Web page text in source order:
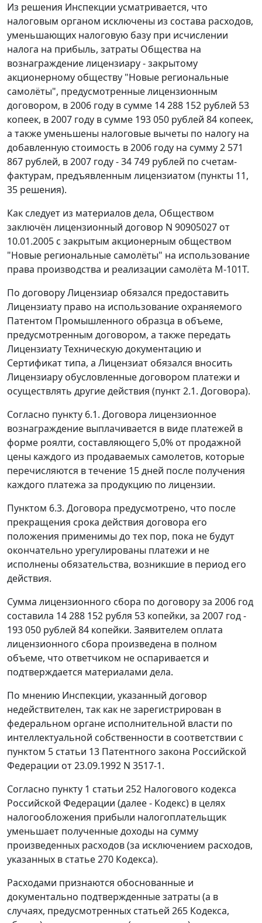
Из решения Инспекции усматривается, что
налоговым органом исключены из состава расходов,
уменьшающих налоговую базу при исчислении
налога на прибыль, затраты Общества на
вознаграждение лицензиару - закрытому
акционерному обществу "Новые региональные
самолёты", предусмотренные лицензионным
договором, в 2006 году в сумме 14 288 152 рублей 53
копеек, в 2007 году в сумме 193 050 рублей 84 копеек,
а также уменьшены налоговые вычеты по налогу на
добавленную стоимость в 2006 году на сумму 2 571
867 рублей, в 2007 году - 34 749 рублей по счетам-
фактурам, предъявленным лицензиатом (пункты 11,
35 решения).
Как следует из материалов дела, Обществом
заключён лицензионный договор N 90905027 от
10.01.2005 с закрытым акционерным обществом
"Новые региональные самолёты" на использование
права производства и реализации самолёта М-101Т.
По договору Лицензиар обязался предоставить
Лицензиату право на использование охраняемого
Патентом Промышленного образца в объеме,
предусмотренным договором, а также передать
Лицензиату Техническую документацию и
Сертификат типа, а Лицензиат обязался вносить
Лицензиару обусловленные договором платежи и
осуществлять другие действия (пункт 2.1. Договора).
Согласно пункту 6.1. Договора лицензионное
вознаграждение выплачивается в виде платежей в
форме роялти, составляющего 5,0% от продажной
цены каждого из продаваемых самолетов, которые
перечисляются в течение 15 дней после получения
каждого платежа за продукцию по лицензии.
Пунктом 6.3. Договора предусмотрено, что после
прекращения срока действия договора его
положения применимы до тех пор, пока не будут
окончательно урегулированы платежи и не
исполнены обязательства, возникшие в период его
действия.
Сумма лицензионного сбора по договору за 2006 год
составила 14 288 152 рубля 53 копейки, за 2007 год -
193 050 рублей 84 копейки. Заявителем оплата
лицензионного сбора произведена в полном
объеме, что ответчиком не оспаривается и
подтверждается материалами дела.
По мнению Инспекции, указанный договор
недействителен, так как не зарегистрирован в
федеральном органе исполнительной власти по
интеллектуальной собственности в соответствии с
пунктом 5 статьи 13 Патентного закона Российской
Федерации от 23.09.1992 N 3517-1.
Согласно пункту 1 статьи 252 Налогового кодекса
Российской Федерации (далее - Кодекс) в целях
налогообложения прибыли налогоплательщик
уменьшает полученные доходы на сумму
произведенных расходов (за исключением расходов,
указанных в статье 270 Кодекса).
Расходами признаются обоснованные и
документально подтвержденные затраты (а в
случаях, предусмотренных статьей 265 Кодекса,